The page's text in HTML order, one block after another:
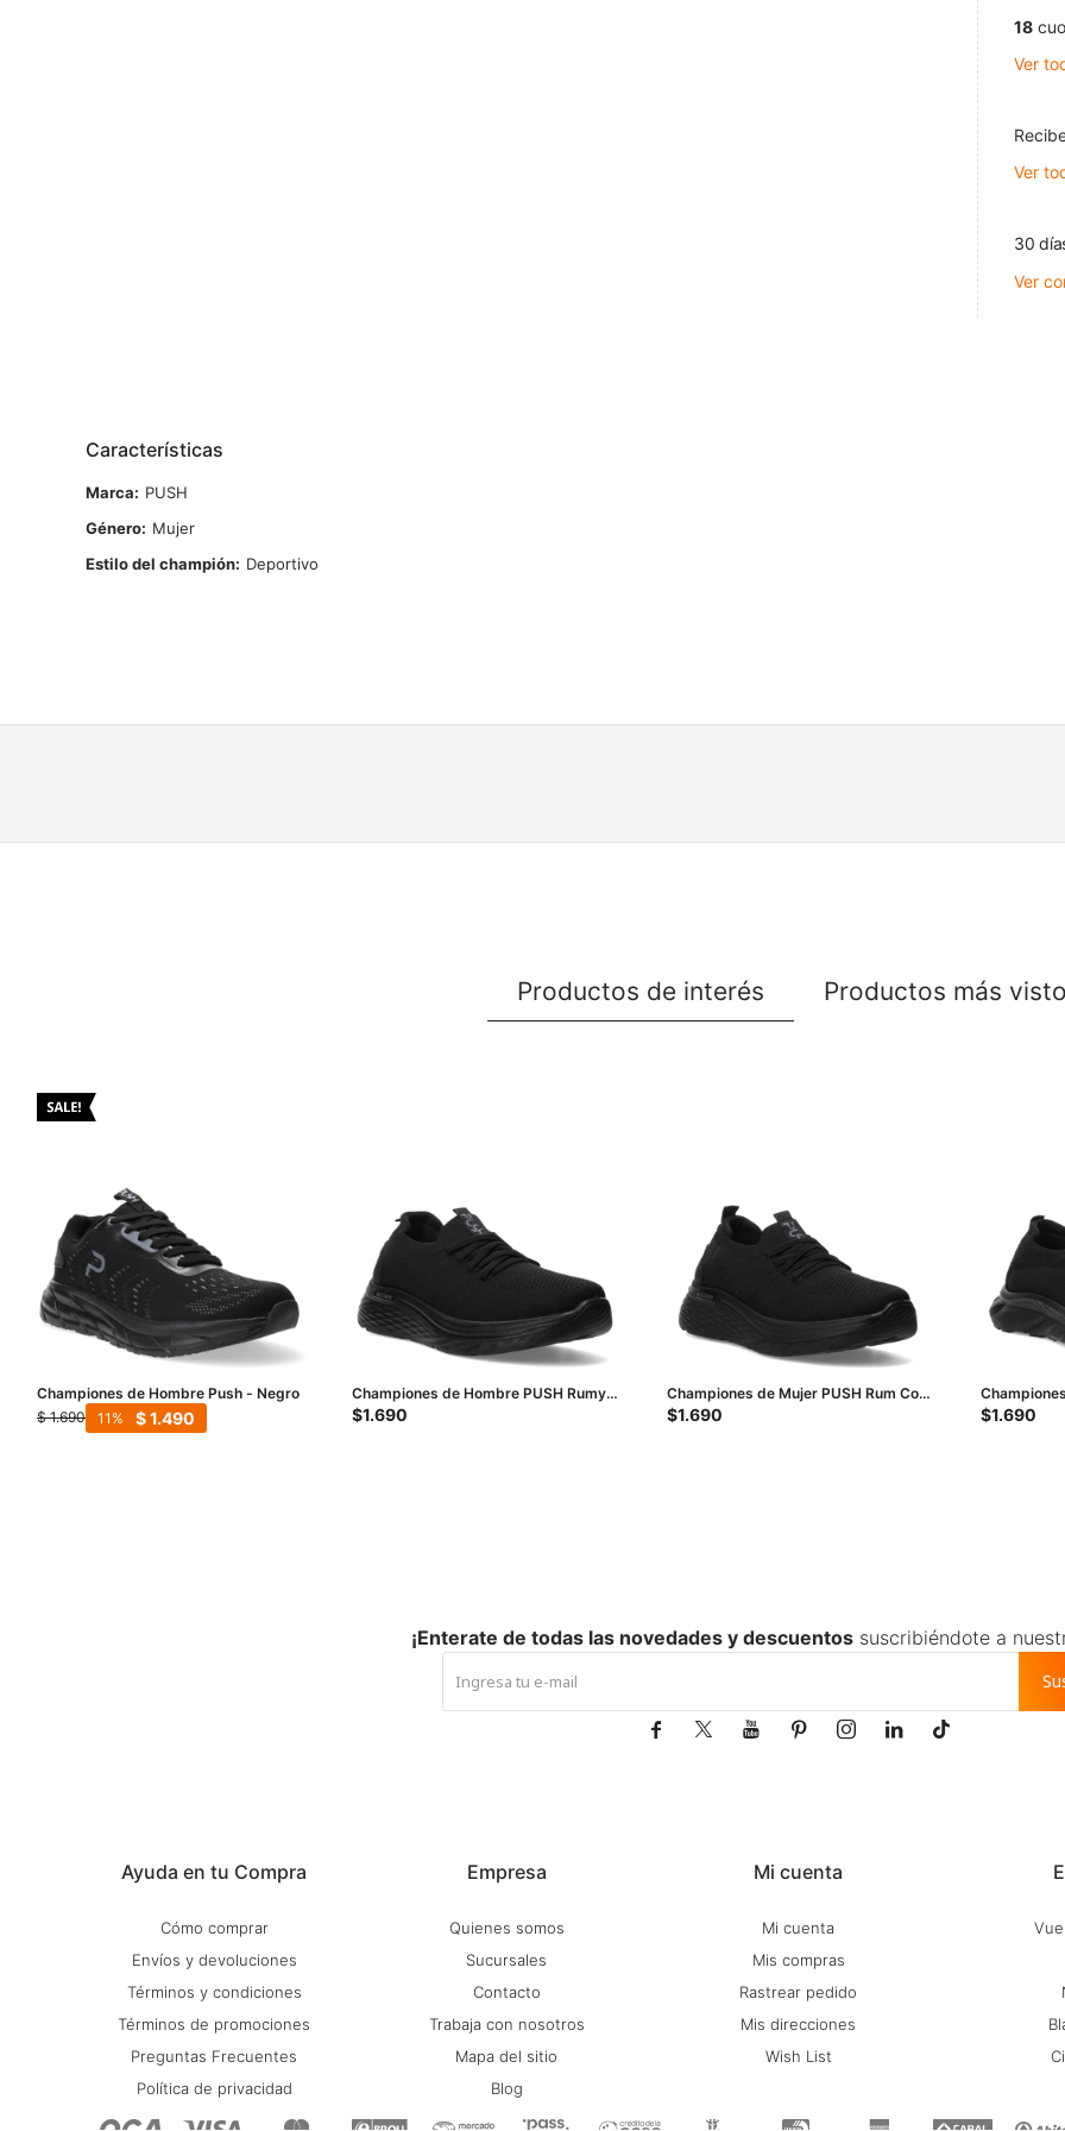
18
Ver
Ver
30
Ver
Características
Marca
PUSH
Género
Mujer
Estilo del champión
Deportivo
Productos de interés Productos más
Championes de Hombre Push - Negro
$ 1.690 $1.490
11
Championes de Hombre PUSH Rumy
Con Cordones - Negro
$1.690
Championes de Mujer PUSH Rum Con
Cordones - Negro
$1.690
Sin
$1.690
Ayuda en tu Compra
Cómo comprar
Envíos y devoluciones
Términos y condiciones
Términos de promociones
Preguntas Frecuentes
Política de privacidad
Empresa
Quienes somos
Sucursales
Contacto
Trabaja con nosotros
Mapa del sitio
Blog
Mi cuenta
Mi cuenta
Mis compras
Rastrear pedido
Mis direcciones
Wish List
¡Enterate de todas las novedades y descuentossuscribiéndote a
      